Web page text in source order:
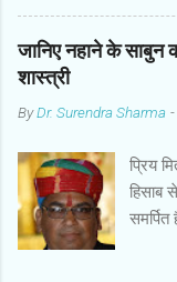
नस्ल को
के
की ओर
रंग की
कम
जानिए नहाने के
शास्त्री
ByDr. Surendra Sharma -
प्रिय
हिसाब
ग्रहों